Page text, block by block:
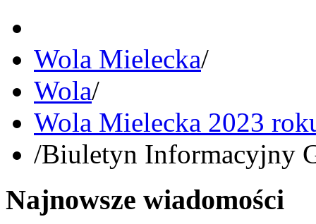
Wola Mielecka/
Wola/
Wola Mielecka 2023
/Biuletyn Informacyjny
Najnowsze wiadomości